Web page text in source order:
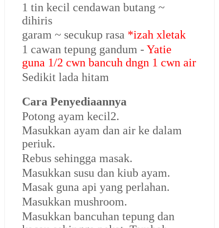
1 tin kecil cendawan butang ~
dihiris
garam ~ secukup rasa *izah xletak
1 cawan tepung gandum - Yatie
guna 1/2 cwn bancuh dngn 1 cwn air
Sedikit lada hitam
Cara Penyediaannya
Potong ayam kecil2.
Masukkan ayam dan air ke dalam
periuk.
Rebus sehingga masak.
Masukkan susu dan kiub ayam.
Masak guna api yang perlahan.
Masukkan mushroom.
Masukkan bancuhan tepung dan